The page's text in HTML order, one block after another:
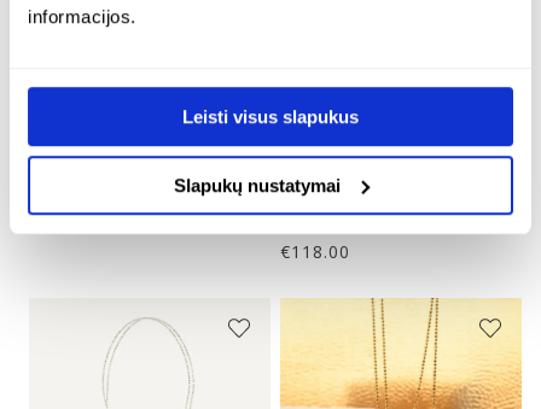
informacijos.
Leisti visus slapukus
Slapukų nustatymai
11mm skaidriu geltonu
gintaru – tiger
su 11mm skaidriu
geltonu gintaru –
tiger
24K paauksuotas sidabras
€118.00